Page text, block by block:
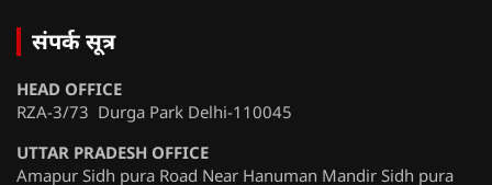
संपर्क सूत्र
HEAD OFFICE
RZA-3/73 Durga Park Delhi-110045
UTTAR PRADESH OFFICE
Amapur Sidh pura Road Near Hanuman Mandir Sidh pura